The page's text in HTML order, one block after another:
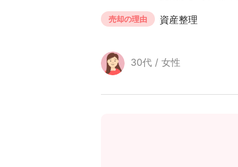
売却の理由 資産整理
30代 / 女性